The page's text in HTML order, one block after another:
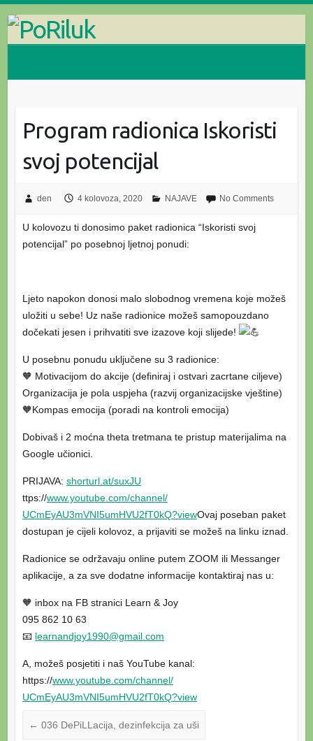
content
Program radionica Iskoristi
svoj potencijal
den 4 kolovoza, 2020 NAJAVE No Comments
U kolovozu ti donosimo paket radionica “Iskoristi svoj
potencijal” po posebnoj ljetnoj ponudi:
Ljeto napokon donosi malo slobodnog vremena koje možeš
uložiti u sebe! Uz naše radionice možeš samopouzdano
dočekati jesen i prihvatiti sve izazove koji slijede!
U posebnu ponudu uključene su 3 radionice:
🧡 Motivacijom do akcije (definiraj i ostvari zacrtane ciljeve)
Organizacija je pola uspjeha (razvij organizacijske vještine)
🧡Kompas emocija (poradi na kontroli emocija)
Dobivaš i 2 moćna theta tretmana te pristup materijalima na
Google učionici.
PRIJAVA: shorturl.at/suxJU
ttps://www.youtube.com/channel/
UCmEyAU3mVNI5umHVU2fT0kQ?viewOvaj poseban paket
dostupan je cijeli kolovoz, a prijaviti se možeš na linku iznad.
Radionice se održavaju online putem ZOOM ili Messanger
aplikacije, a za sve dodatne informacije kontaktiraj nas u:
🧡 inbox na FB stranici Learn & Joy
095 862 10 63
📧 learnandjoy1990@gmail.com
A, možeš posjetiti i naš YouTube kanal:
https://www.youtube.com/channel/
UCmEyAU3mVNI5umHVU2fT0kQ?view
← 036 DePiLLacija, dezinfekcija za uši